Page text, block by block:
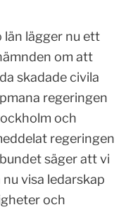
län lägger nu ett
om att
skadade civila
regeringen
och
regeringen
säger att vi
visa ledarskap
och